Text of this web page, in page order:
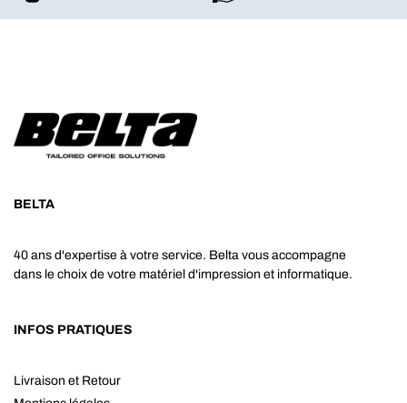
BELTA
40 ans d'expertise à votre service. Belta vous accompagne
dans le choix de votre matériel d'impression et informatique.
INFOS PRATIQUES
Livraison et Retour